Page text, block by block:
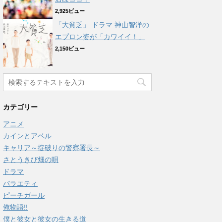
2,925ビュー
「大貧乏」 ドラマ 神山智洋の
エプロン姿が「カワイイ！」
2,150ビュー
カテゴリー
アニメ
カインとアベル
キャリア～掟破りの警察署長～
さとうきび畑の唄
ドラマ
バラエティ
ピーチガール
俺物語!!
僕と彼女と彼女の生きる道